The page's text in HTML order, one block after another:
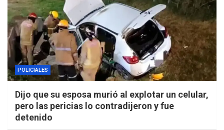
POLICIALES
Dijo que su esposa murió al explotar un celular,
pero las pericias lo contradijeron y fue
detenido